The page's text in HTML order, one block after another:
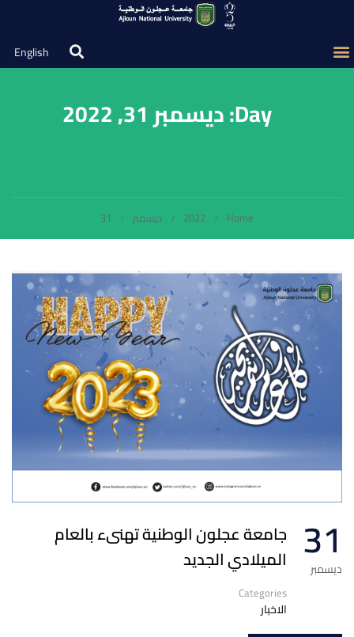
English
Day: ديسمبر 31, 2022
Home
2022 ديسمبر 31
31
ديسمبر
جامعة عجلون الوطنية تهنىء بالعام
الميلادي الجديد
Categories
الاخبار